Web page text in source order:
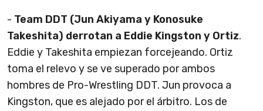
- Team DDT (Jun Akiyama y Konosuke
Takeshita) derrotan a Eddie Kingston y Ortiz.
Eddie y Takeshita empiezan forcejeando. Ortiz
toma el relevo y se ve superado por ambos
hombres de Pro-Wrestling DDT. Jun provoca a
Kingston, que es alejado por el árbitro. Los de